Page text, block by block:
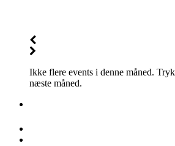
Ikke flere events i denne måned.
næste måned.